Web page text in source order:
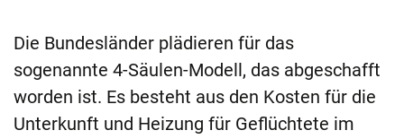
Die Bundesländer plädieren für das
sogenannte 4-Säulen-Modell, das abgeschafft
worden ist. Es besteht aus den Kosten für die
Unterkunft und Heizung für Geflüchtete im